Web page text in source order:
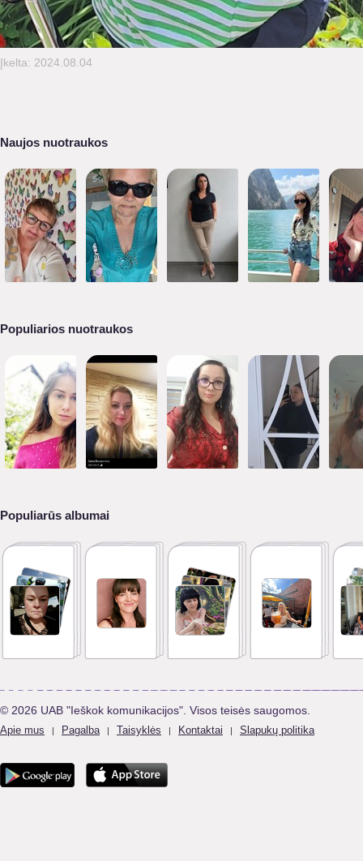
Įkelta: 2024.08.04
Naujos nuotraukos
Populiarios nuotraukos
Populiarūs albumai
© 2026 UAB "Ieškok komunikacijos". Visos teisės saugomos.
Apie mus | Pagalba | Taisyklės | Kontaktai | Slapukų politika